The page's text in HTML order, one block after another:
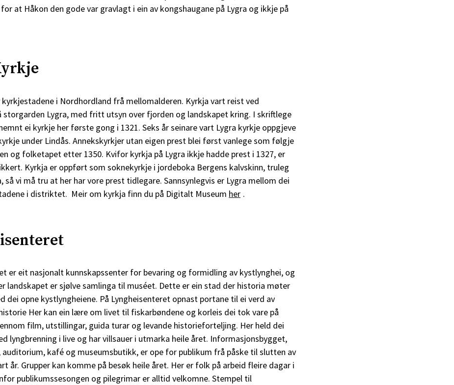
at Håkon den gode var gravlagt i ein av kongshaugane på Lygra og ikkje på
kyrkjestadene i Nordhordland frå mellomalderen. Kyrkja vart reist ved
storgarden Lygra, med fritt utsyn over fjorden og landskapet kring. I skriftlege
ei kyrkje her første gong i 1321. Seks år seinare vart Lygra kyrkje oppgjeve
under Lindås. Annekskyrkjer utan eigen prest blei først vanlege som følgje
og folketapet etter 1350. Kvifor kyrkja på Lygra ikkje hadde prest i 1327, er
Kyrkja er oppført som soknekyrkje i jordeboka Bergens kalvskinn, truleg
så vi må tru at her har vore prest tidlegare. Sannsynlegvis er Lygra mellom dei
i distriktet. Meir om kyrkja finn du på Digitalt Museum her .
er eit nasjonalt kunnskapssenter for bevaring og formidling av kystlynghei, og
landskapet er sjølve samlinga til muséet. Dette er ein stad der historia møter
dei opne kystlyngheiene. På Lyngheisenteret opnast portane til ei verd av
Her kan ein lære om livet til fiskarbøndene og korleis dei tok vare på
film, utstillingar, guida turar og levande historieforteljing. Her held dei
lyngbrenning i live og har villsauer i utmarka heile året. Informasjonsbygget,
kafé og museumsbutikk, er ope for publikum frå påske til slutten av
år. Grupper kan komme på besøk heile året. Her er folk på arbeid fleire dagar i
publikumssesongen og pilegrimar er alltid velkomne. Stempel til